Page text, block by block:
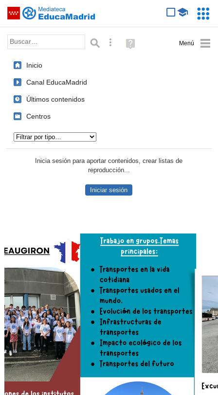
Saltar navegación
Palabra o frase: Búsqueda avanzada
Ayuda
(en
Inicio
Canal EducaMadrid
Últimos contenidos
Centros
Inicia sesión para aportar contenidos, crear listas de
reproducción...
Iniciar sesión